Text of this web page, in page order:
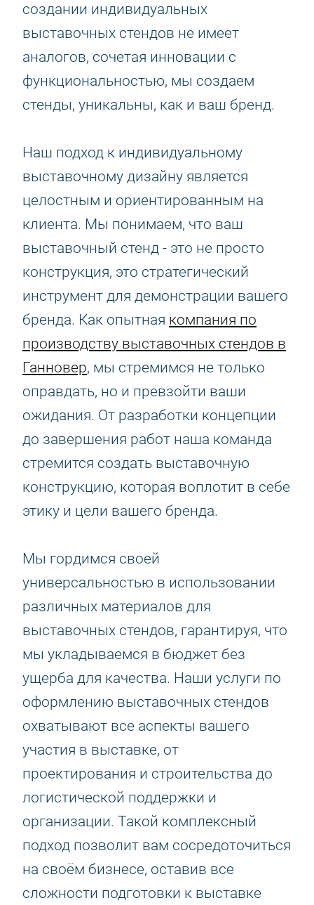
создании индивидуальных
выставочных стендов не имеет
аналогов, сочетая инновации с
функциональностью, мы создаем
стенды, уникальны, как и ваш бренд.
Наш подход к индивидуальному
выставочному дизайну является
целостным и ориентированным на
клиента. Мы понимаем, что ваш
выставочный стенд - это не просто
конструкция, это стратегический
инструмент для демонстрации вашего
бренда. Как опытная компания по
производству выставочных стендов в
Ганновер, мы стремимся не только
оправдать, но и превзойти ваши
ожидания. От разработки концепции
до завершения работ наша команда
стремится создать выставочную
конструкцию, которая воплотит в себе
этику и цели вашего бренда.
Мы гордимся своей
универсальностью в использовании
различных материалов для
выставочных стендов, гарантируя, что
мы укладываемся в бюджет без
ущерба для качества. Наши услуги по
оформлению выставочных стендов
охватывают все аспекты вашего
участия в выставке, от
проектирования и строительства до
логистической поддержки и
организации. Такой комплексный
подход позволит вам сосредоточиться
на своём бизнесе, оставив все
сложности подготовки к выставке